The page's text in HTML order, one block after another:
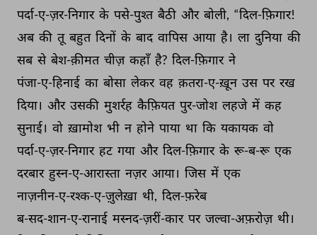
पर्दा-ए-ज़र-निगार के पसे-पुश्त बैठी और बोली, “दिल-फ़िगार!
अब की तू बहुत दिनों के बाद वापिस आया है। ला दुनिया की
सब से बेश-क़ीमत चीज़ कहाँ है? दिल-फ़िगार ने
पंजा-ए-हिनाई का बोसा लेकर वह क़तरा-ए-ख़ून उस पर रख
दिया। और उसकी मुशर्रह कैफ़ियत पुर-जोश लहजे में कह
सुनाई। वो ख़ामोश भी न होने पाया था कि यकायक वो
पर्दा-ए-ज़र-निगार हट गया और दिल-फ़िगार के रू-ब-रू एक
दरबार हुस्न-ए-आरास्ता नज़र आया। जिस में एक
नाज़नीन-ए-रश्क-ए-ज़ुलेख़ा थी, दिल-फ़रेब
ब-सद-शान-ए-रानाई मस्नद-ज़रीं-कार पर जल्वा-अफ़रोज़ थी।